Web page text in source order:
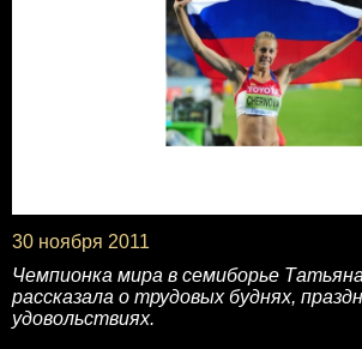
30 ноября 2011
Чемпионка мира в семиборье
рассказала о трудовых буднях,
удовольствиях.